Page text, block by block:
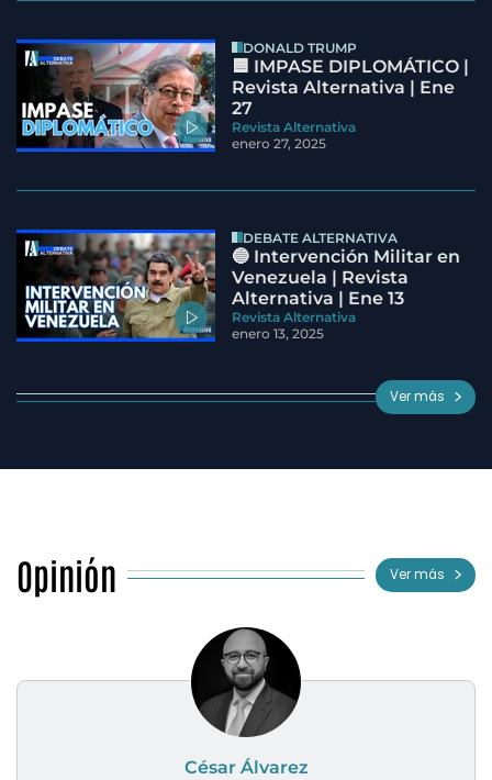
DONALD TRUMP
🟦 IMPASE DIPLOMÁTICO |
Revista Alternativa | Ene
27
Revista Alternativa
enero 27, 2025
DEBATE ALTERNATIVA
🔵 Intervención Militar en
Venezuela | Revista
Alternativa | Ene 13
Revista Alternativa
enero 13, 2025
Ver más
Opinión Ver más
César Álvarez